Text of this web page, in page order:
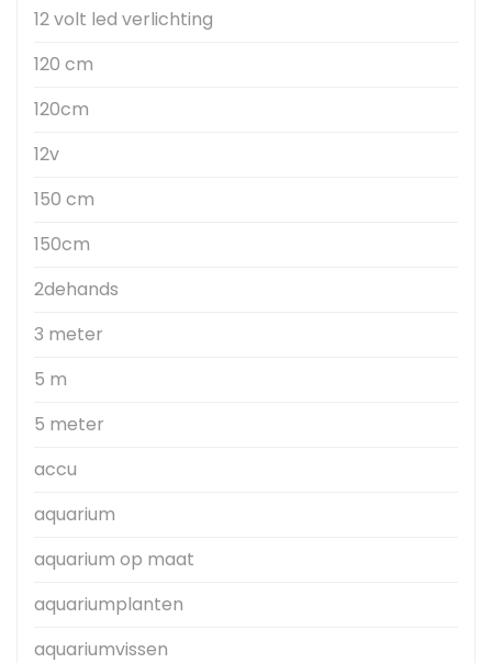
12 volt led verlichting
120 cm
120cm
12v
150 cm
150cm
2dehands
3 meter
5 m
5 meter
accu
aquarium
aquarium op maat
aquariumplanten
aquariumvissen